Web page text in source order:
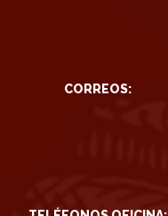
CORREOS: